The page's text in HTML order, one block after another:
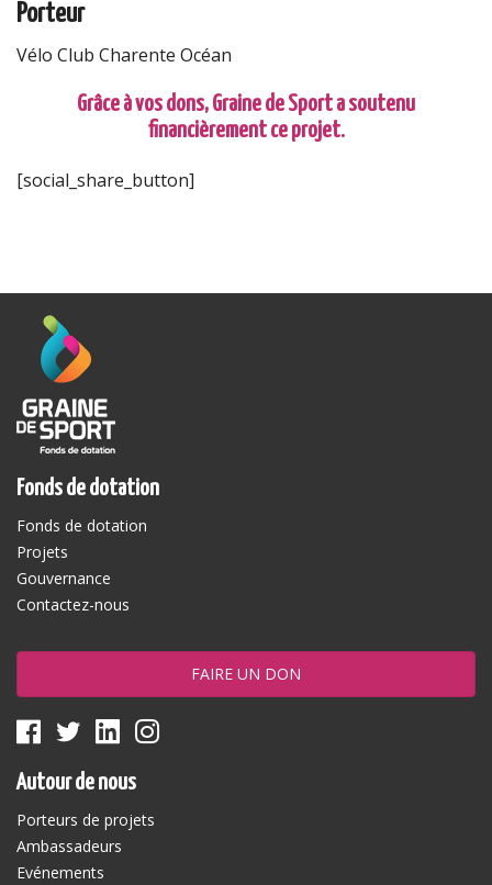
Porteur
Vélo Club Charente Océan
Grâce à vos dons, Graine de Sport a soutenu
financièrement ce projet.
[social_share_button]
Fonds de dotation
Fonds de dotation
Projets
Gouvernance
Contactez-nous
FAIRE UN DON
Autour de nous
Porteurs de projets
Ambassadeurs
Evénements